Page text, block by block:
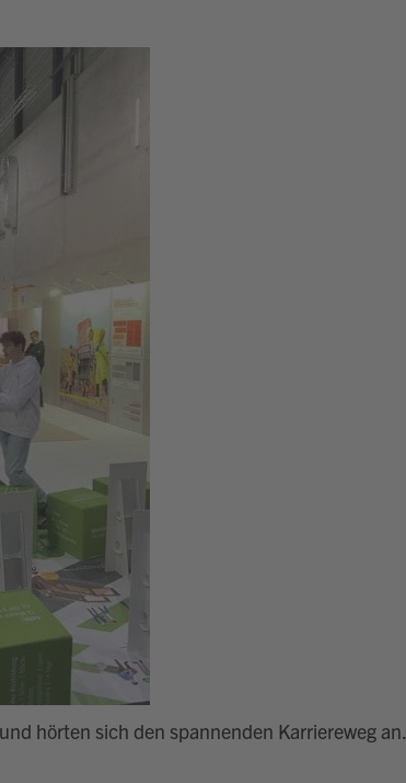
hörten sich den spannenden Karriereweg an.